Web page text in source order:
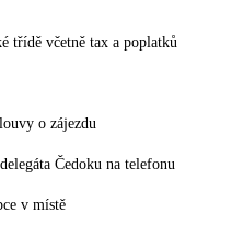
třídě včetně tax a poplatků
o zájezdu
Čedoku na telefonu
v místě